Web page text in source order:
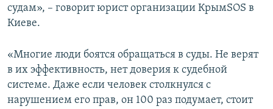
судам», – говорит юрист организации КрымSOS в
Киеве.
«Многие люди боятся обращаться в суды. Не верят
в их эффективность, нет доверия к судебной
системе. Даже если человек столкнулся с
нарушением его прав, он 100 раз подумает, стоит